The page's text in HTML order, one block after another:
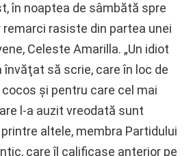
în noaptea de sâmbătă spre
rasiste din partea unei
Celeste Amarilla. „Un idiot
învăţat să scrie, care în loc de
şi pentru care cel mai
l-a auzit vreodată sunt
altele, membra Partidului
care îl calificase anterior pe